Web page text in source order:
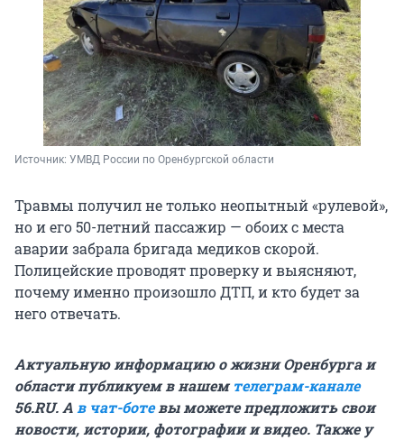
Источник: УМВД России по Оренбургской области
Травмы получил не только неопытный «рулевой»,
но и его 50-летний пассажир — обоих с места
аварии забрала бригада медиков скорой.
Полицейские проводят проверку и выясняют,
почему именно произошло ДТП, и кто будет за
него отвечать.
Актуальную информацию о жизни Оренбурга и
области публикуем в нашем телеграм-канале
56.RU. А в чат-ботевы можете предложить свои
новости, истории, фотографии и видео. Также у